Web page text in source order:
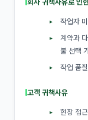
작업자
계약과
불 선택
작업 품
고객 귀책사유
현장 접